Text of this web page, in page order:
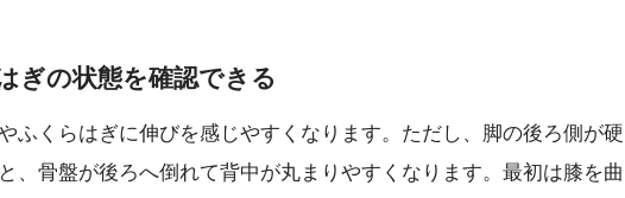
ぎの状態を確認できる
ふくらはぎに伸びを感じやすくなります。ただし、脚の後ろ側が硬
、骨盤が後ろへ倒れて背中が丸まりやすくなります。最初は膝を曲